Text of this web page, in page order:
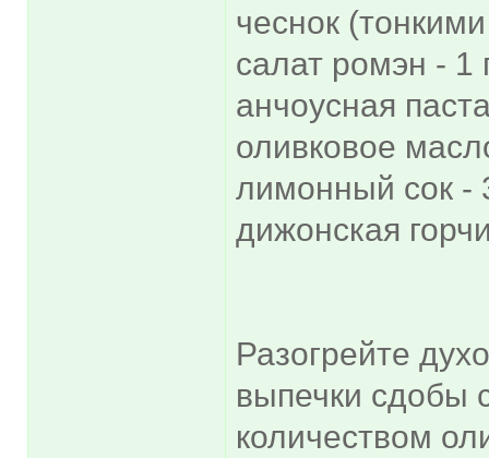
чеснок
салат ромэн - 1
анчоусная
оливковое
лимонный сок -
дижонская
Разогрейте
выпечки сдобы
количеством